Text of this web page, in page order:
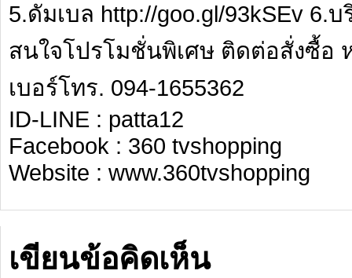
5.ดัมเบล http://goo.gl/93kSEv 6.
สนใจโปรโมชั่นพิเศษ ติดต่อสั่งซื้อ
เบอร์โทร. 094-1655362
ID-LINE : patta12
Facebook : 360 tvshopping
Website : www.360tvshopping
เขียนข้อคิดเห็น